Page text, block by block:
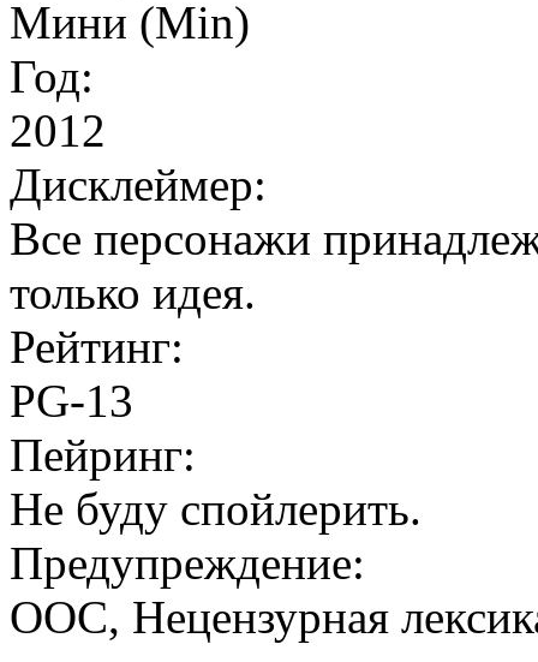
Мини (Min)
Год:
2012
Дисклеймер:
Все персонажи
только идея.
Рейтинг:
PG-13
Пейринг:
Не буду спойлерить.
Предупреждение:
OOC, Нецензурная